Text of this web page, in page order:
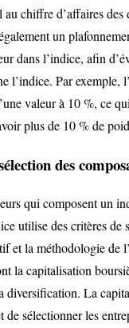
chiffre d’affaires des
un
dans l’indice, afin
l’indice. Par exemple,
valeur à 10 %, ce
plus de 10 % de
des
qui composent un
utilise des critères de
et la méthodologie de
la capitalisation
diversification. La
de sélectionner les